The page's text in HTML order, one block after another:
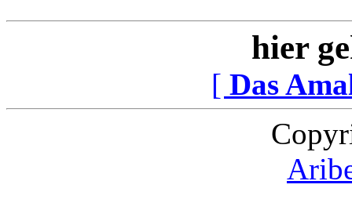
hier
[ Das